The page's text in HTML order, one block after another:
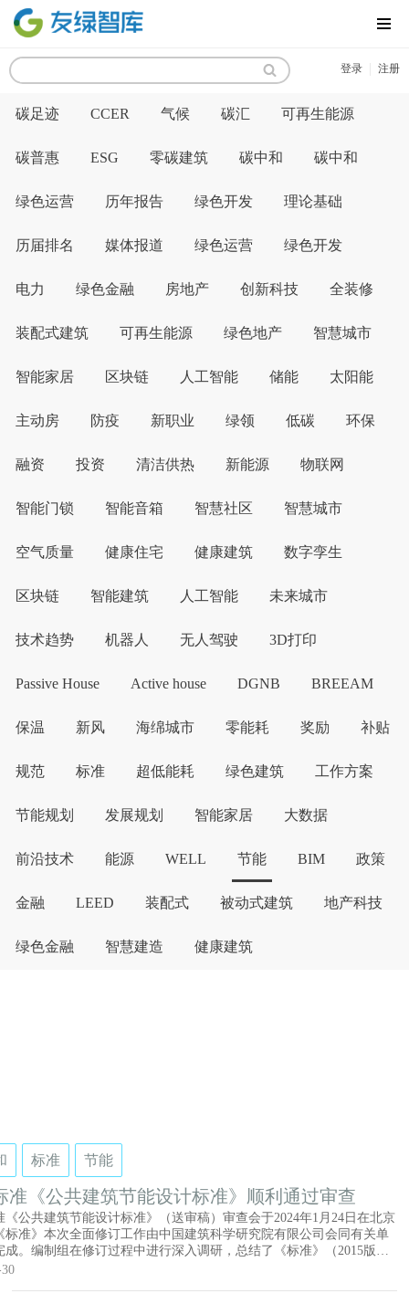
MENU
登录 注册
碳足迹 CCER 气候 碳汇 可再生能源
碳普惠 ESG 零碳建筑 碳中和 碳中和
绿色运营 历年报告 绿色开发 理论基础
历届排名 媒体报道 绿色运营 绿色开发
电力 绿色金融 房地产 创新科技 全装修
装配式建筑 可再生能源 绿色地产 智慧城市
智能家居 区块链 人工智能 储能 太阳能
主动房 防疫 新职业 绿领 低碳 环保
融资 投资 清洁供热 新能源 物联网
智能门锁 智能音箱 智慧社区 智慧城市
空气质量 健康住宅 健康建筑 数字孪生
区块链 智能建筑 人工智能 未来城市
技术趋势 机器人 无人驾驶 3D打印
Passive House Active house DGNB BREEAM
保温 新风 海绵城市 零能耗 奖励 补贴
规范 标准 超低能耗 绿色建筑 工作方案
节能规划 发展规划 智能家居 大数据
前沿技术 能源 WELL 节能 BIM 政策
金融 LEED 装配式 被动式建筑 地产科技
绿色金融 智慧建造 健康建筑
标准 节能
准《公共建筑节能设计标准》顺利通过审查
《公共建筑节能设计标准》（送审稿）审查会于2024年1月24日在北京
标准》本次全面修订工作由中国建筑科学研究院有限公司会同有关单
成。编制组在修订过程中进行深入调研，总结了《标准》（2015版）
经验和不足，收集分析了全文强制《建筑节能与可再生能源利用通用